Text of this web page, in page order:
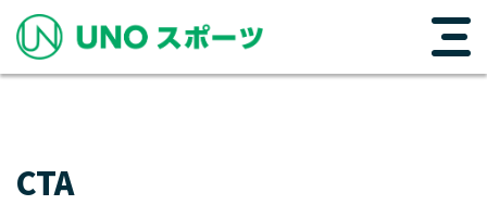
コンテンツへスキップ
メインナビゲーション
CTA